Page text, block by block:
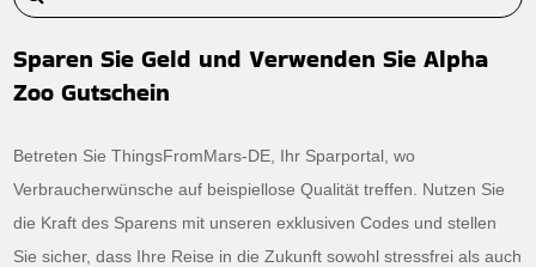
Sparen Sie Geld und Verwenden Sie Alpha
Zoo Gutschein
Betreten Sie ThingsFromMars-DE, Ihr Sparportal, wo
Verbraucherwünsche auf beispiellose Qualität treffen. Nutzen Sie
die Kraft des Sparens mit unseren exklusiven Codes und stellen
Sie sicher, dass Ihre Reise in die Zukunft sowohl stressfrei als auch